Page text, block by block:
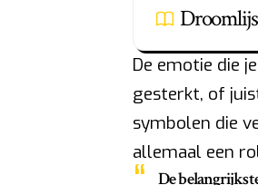
De emotie die
gesterkt, of
symbolen die
allemaal een
De